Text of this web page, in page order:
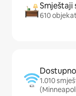
Smještaji
610
1.010